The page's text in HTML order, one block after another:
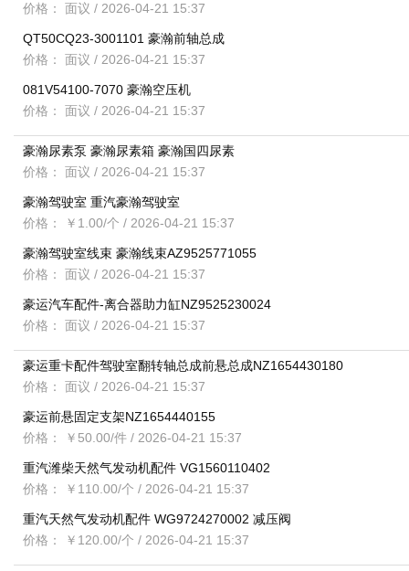
价格： 面议 / 2026-04-21 15:37
QT50CQ23-3001101 豪瀚前轴总成
价格： 面议 / 2026-04-21 15:37
081V54100-7070 豪瀚空压机
价格： 面议 / 2026-04-21 15:37
豪瀚尿素泵 豪瀚尿素箱 豪瀚国四尿素
价格： 面议 / 2026-04-21 15:37
豪瀚驾驶室 重汽豪瀚驾驶室
价格： ￥1.00/个 / 2026-04-21 15:37
豪瀚驾驶室线束 豪瀚线束AZ9525771055
价格： 面议 / 2026-04-21 15:37
豪运汽车配件-离合器助力缸NZ9525230024
价格： 面议 / 2026-04-21 15:37
豪运重卡配件驾驶室翻转轴总成前悬总成NZ1654430180
价格： 面议 / 2026-04-21 15:37
豪运前悬固定支架NZ1654440155
价格： ￥50.00/件 / 2026-04-21 15:37
重汽潍柴天然气发动机配件 VG1560110402
价格： ￥110.00/个 / 2026-04-21 15:37
重汽天然气发动机配件 WG9724270002 减压阀
价格： ￥120.00/个 / 2026-04-21 15:37